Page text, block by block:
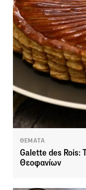
ΘΕΜΑΤΑ
Galette des Rois:
Θεοφανίων